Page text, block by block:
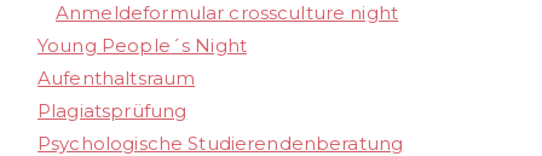
Anmeldeformular crossculture night
Young People´s Night
Aufenthaltsraum
Plagiatsprüfung
Psychologische Studierendenberatung